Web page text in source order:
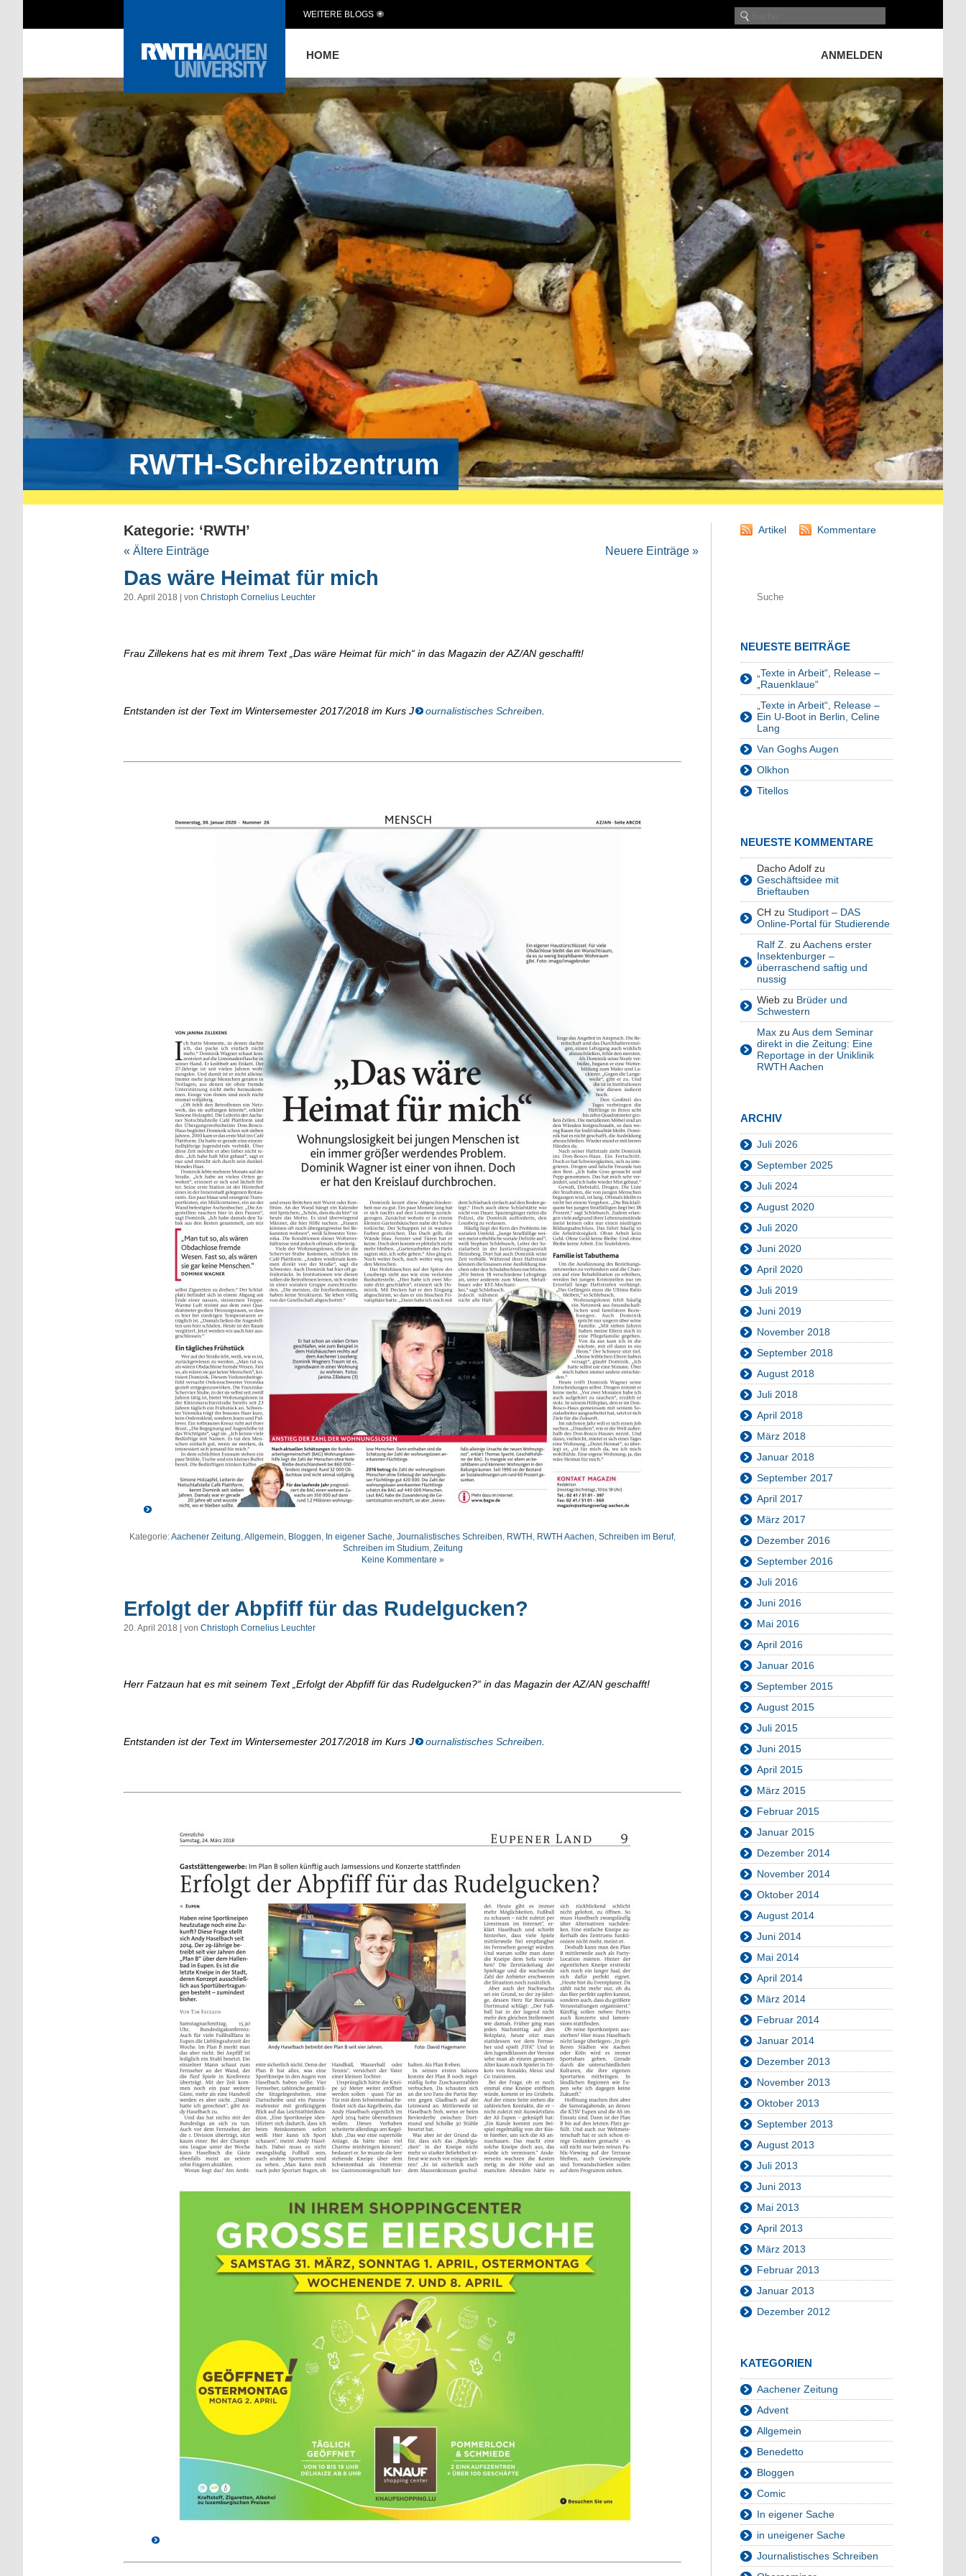
HOME ANMELDEN
WEITERE BLOGS
RWTH-Schreibzentrum
Kategorie: ‘RWTH’
« Ältere Einträge Neuere Einträge »
Das wäre Heimat für mich
20. April 2018 | von Christoph Cornelius Leuchter
Frau Zillekens hat es mit ihrem Text „Das wäre Heimat für mich“ in das Magazin der AZ/AN geschafft!
Entstanden ist der Text im Wintersemester 2017/2018 im Kurs J ournalistisches Schreiben
Kategorie:Aachener Zeitung Allgemein Bloggen In eigener Sache Journalistisches Schreiben RWTH RWTH Aachen Schreiben im Beruf,
Schreiben im Studium, Zeitung
Keine Kommentare »
Erfolgt der Abpfiff für das Rudelgucken?
20. April 2018 | von Christoph Cornelius Leuchter
Herr Fatzaun hat es mit seinem Text „Erfolgt der Abpfiff für das Rudelgucken?“ in das Magazin der AZ/AN geschafft!
Entstanden ist der Text im Wintersemester 2017/2018 im Kurs J ournalistisches Schreiben
Artikel Kommentare
NEUESTE BEITRÄGE
„Texte in Arbeit“, Release –
„Rauenklaue“
„Texte in Arbeit“, Release –
Ein U-Boot in Berlin, Celine
Lang
Van Goghs Augen
Olkhon
Titellos
NEUESTE KOMMENTARE
Dacho Adolf zu
Geschäftsidee mit
Brieftauben
CH zu Studiport – DAS
Online-Portal für Studierende
Ralf Z. zu Aachens erster
Insektenburger –
überraschend saftig und
nussig
Wieb zu Brüder und
Schwestern
Max zu Aus dem Seminar
direkt in die Zeitung: Eine
Reportage in der Uniklinik
RWTH Aachen
ARCHIV
Juli 2026
September 2025
Juli 2024
August 2020
Juli 2020
Juni 2020
April 2020
Juli 2019
Juni 2019
November 2018
September 2018
August 2018
Juli 2018
April 2018
März 2018
Januar 2018
September 2017
April 2017
März 2017
Dezember 2016
September 2016
Juli 2016
Juni 2016
Mai 2016
April 2016
Januar 2016
September 2015
August 2015
Juli 2015
Juni 2015
April 2015
März 2015
Februar 2015
Januar 2015
Dezember 2014
November 2014
Oktober 2014
August 2014
Juni 2014
Mai 2014
April 2014
März 2014
Februar 2014
Januar 2014
Dezember 2013
November 2013
Oktober 2013
September 2013
August 2013
Juli 2013
Juni 2013
Mai 2013
April 2013
März 2013
Februar 2013
Januar 2013
Dezember 2012
KATEGORIEN
Aachener Zeitung
Advent
Allgemein
Benedetto
Bloggen
Comic
In eigener Sache
in uneigener Sache
Journalistisches Schreiben